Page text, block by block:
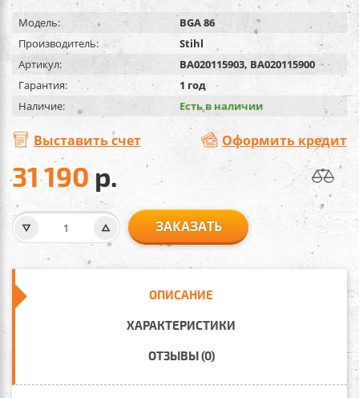
Модель:
BGA 86
Производитель:
Stihl
Артикул:
BA020115903, BA020115900
Гарантия:
1 год
Наличие:
Есть в наличии
Выставить счет Оформить кредит
31 190 р.
ЗАКАЗАТЬ
ОПИСАНИЕ
ХАРАКТЕРИСТИКИ
ОТЗЫВЫ (0)